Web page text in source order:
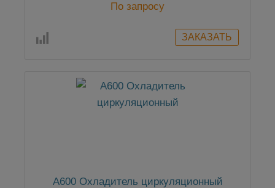
По запросу
А600 Охладитель циркуляционный